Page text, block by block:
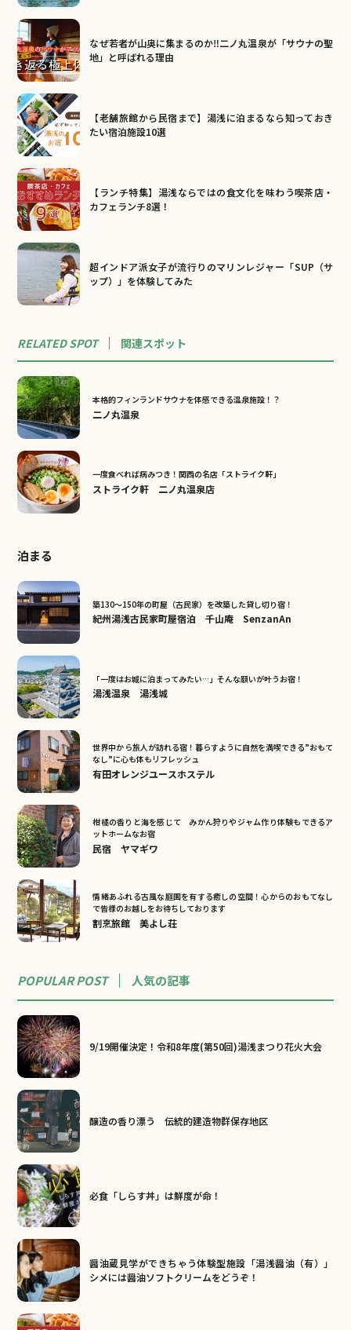
なぜ若者が山奥に集まるのか‼二ノ丸温泉が「サウナの聖
地」と呼ばれる理由
【老舗旅館から民宿まで】湯浅に泊まるなら知っておき
たい宿泊施設10選
【ランチ特集】湯浅ならではの食文化を味わう喫茶店・
カフェランチ8選！
超インドア派女子が流行りのマリンレジャー「SUP（サ
ップ）」を体験してみた
RELATED SPOT 関連スポット
本格的フィンランドサウナを体感できる温泉施設！？
二ノ丸温泉
一度食べれば病みつき！関西の名店「ストライク軒」
ストライク軒 二ノ丸温泉店
泊まる
築130～150年の町屋（古民家）を改築した貸し切り宿！
紀州湯浅古民家町屋宿泊 千山庵 SenzanAn
「一度はお城に泊まってみたい…」そんな願いが叶うお宿！
湯浅温泉 湯浅城
世界中から旅人が訪れる宿！暮らすように自然を満喫できる”おもて
なし”に心も体もリフレッシュ
有田オレンジユースホステル
柑橘の香りと海を感じて みかん狩りやジャム作り体験もできるア
ットホームなお宿
民宿 ヤマギワ
情緒あふれる古風な庭園を有する癒しの空間！心からのおもてなし
で皆様のお越しをお待ちしております
割烹旅館 美よし荘
POPULAR POST 人気の記事
9/19開催決定！令和8年度(第50回)湯浅まつり花火大会
醸造の香り漂う 伝統的建造物群保存地区
必食「しらす丼」は鮮度が命！
醤油蔵見学ができちゃう体験型施設「湯浅醤油（有）」
シメには醤油ソフトクリームをどうぞ！